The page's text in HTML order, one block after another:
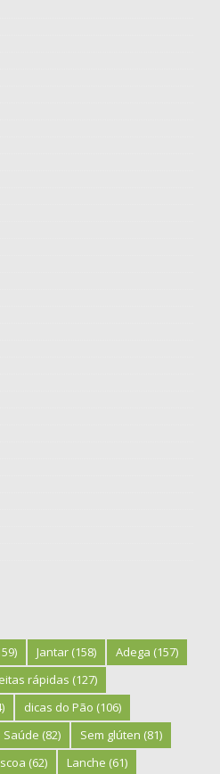
Jantar (158) Adega (157)
rápidas (127)
dicas do Pão (106)
Saúde (82) Sem glúten (81)
(62) Lanche (61)